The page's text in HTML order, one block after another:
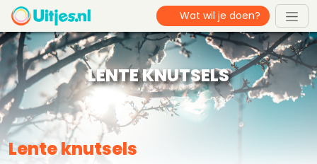
LENTE KNUTSELS
Lente knutsels